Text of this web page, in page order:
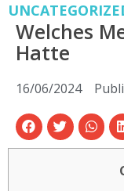
Welches
Hatte
16/06/2024